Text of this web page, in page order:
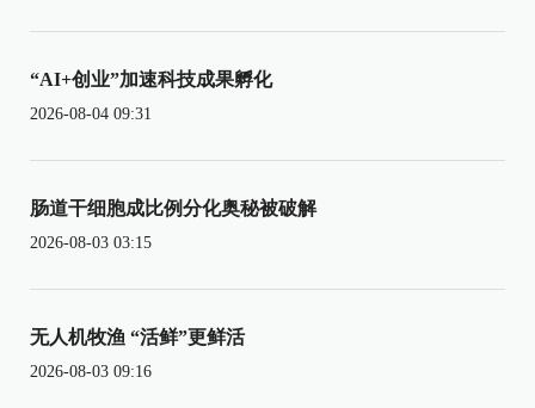
“AI+创业”加速科技成果孵化
2026-08-04 09:31
肠道干细胞成比例分化奥秘被破解
2026-08-03 03:15
无人机牧渔 “活鲜”更鲜活
2026-08-03 09:16